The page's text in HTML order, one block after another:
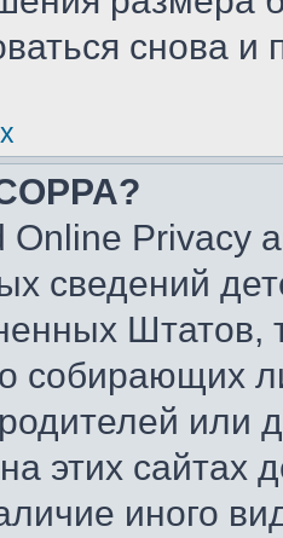
снова и
Online Privacy
сведений
Штатов,
собирающих
или
этих сайтах
иного